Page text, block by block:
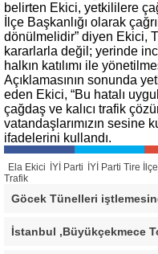
belirten Ekici, yetkililere
İlçe Başkanlığı olarak
dönülmelidir” diyen Ekici,
kararlarla değil; yerinde
halkın katılımı ile
Açıklamasının sonunda
eden Ekici, “Bu hatalı
çağdaş ve kalıcı trafik
vatandaşlarımızın sesine
ifadelerini kullandı.
Ela Ekici İYİ Parti İYİ Parti Tire
Trafik
Göcek Tünelleri